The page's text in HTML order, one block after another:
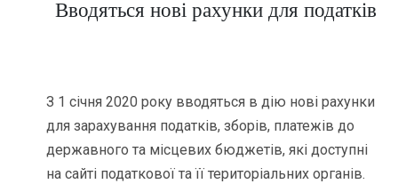
Вводяться нові рахунки для податків
З 1 січня 2020 року вводяться в дію нові рахунки
для зарахування податків, зборів, платежів до
державного та місцевих бюджетів, які доступні
на сайті податкової та її територіальних органів.